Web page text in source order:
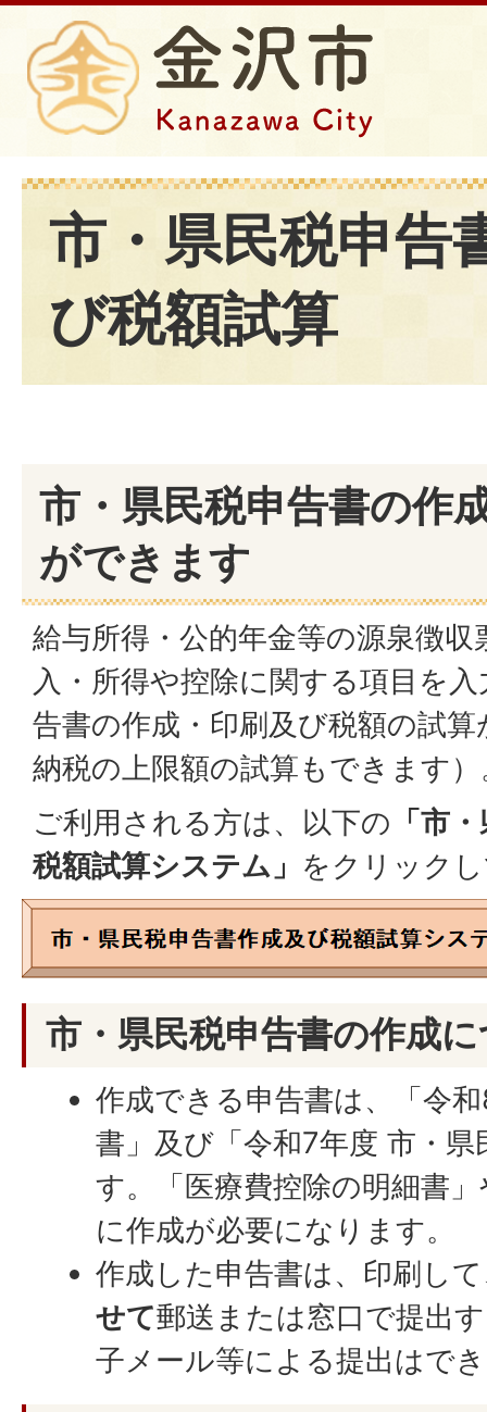
市・県民税申告
び税額試算
市・県民税申告書の作
ができます
給与所得・公的年金等の源泉徴
入・所得や控除に関する項目を
告書の作成・印刷及び税額の試
納税の上限額の試算もできます）
ご利用される方は、以下の 「市
税額試算システム」 をクリック
市・県民税申告書の作成
作成できる申告書は、「令
書」及び「令和7年度 市・
す。「医療費控除の明細書
に作成が必要になります。
作成した申告書は、印刷し
せて郵送または窓口で提出
子メール等による提出はで